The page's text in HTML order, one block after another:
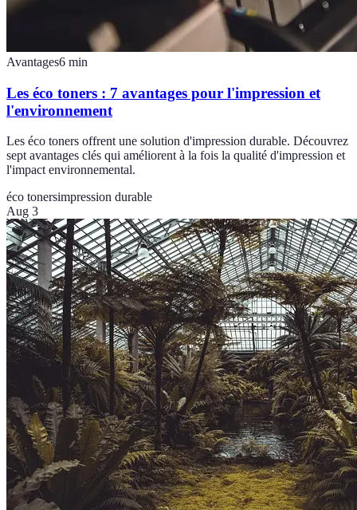
Avantages6 min
Les éco toners : 7 avantages pour l'impression et
l'environnement
Les éco toners offrent une solution d'impression durable. Découvrez
sept avantages clés qui améliorent à la fois la qualité d'impression et
l'impact environnemental.
éco tonersimpression durable
Aug 3